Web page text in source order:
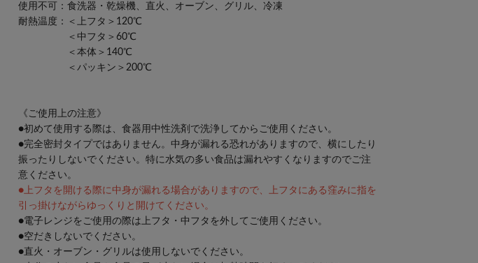
使用不可：食洗器・乾燥機、直火、オーブン、グリル、冷凍
耐熱温度：＜上フタ＞120℃
＜中フタ＞60℃
＜本体＞140℃
＜パッキン＞200℃
《ご使用上の注意》
●初めて使用する際は、食器用中性洗剤で洗浄してからご使用ください。
●完全密封タイプではありません。中身が漏れる恐れがありますので、横にしたり
振ったりしないでください。特に水気の多い食品は漏れやすくなりますのでご注
意ください。
●上フタを開ける際に中身が漏れる場合がありますので、上フタにある窪みに指を
引っ掛けながらゆっくりと開けてください。
●電子レンジをご使用の際は上フタ・中フタを外してご使用ください。
●空だきしないでください。
●直火・オーブン・グリルは使用しないでください。